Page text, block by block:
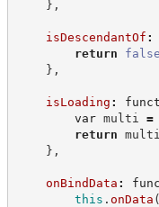
} ,
isDescendantOf :
return
false
} ,
isLoading :
var multi =
return
} ,
onBindData :
this . onData (